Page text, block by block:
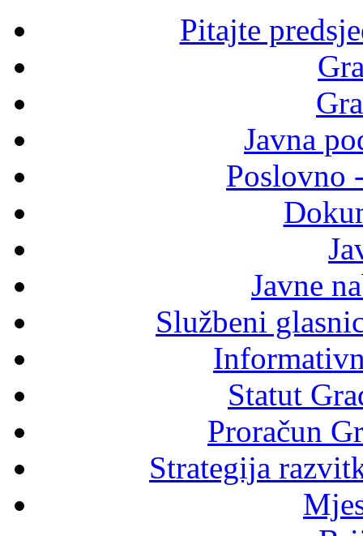
Pitajte
Javna
Poslovno
Javne
Službeni
Statut
Proračun
Strategija